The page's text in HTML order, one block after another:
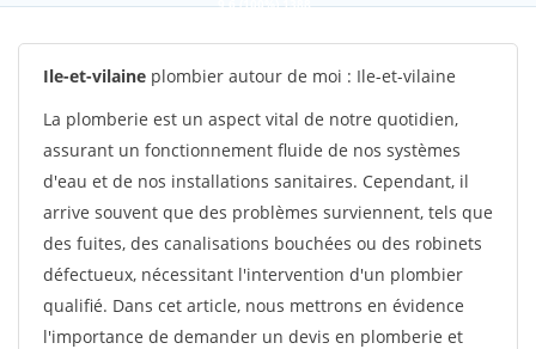
9,6(100%)1388
votes
Ile-et-vilaine plombier autour de moi : Ile-et-vilaine
La plomberie est un aspect vital de notre quotidien,
assurant un fonctionnement fluide de nos systèmes
d'eau et de nos installations sanitaires. Cependant, il
arrive souvent que des problèmes surviennent, tels que
des fuites, des canalisations bouchées ou des robinets
défectueux, nécessitant l'intervention d'un plombier
qualifié. Dans cet article, nous mettrons en évidence
l'importance de demander un devis en plomberie et